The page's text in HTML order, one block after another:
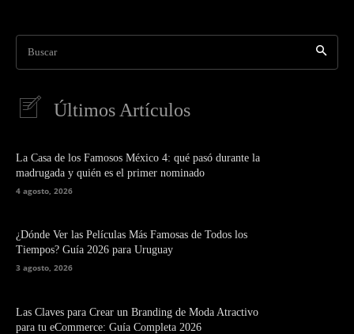
Buscar
Últimos Artículos
La Casa de los Famosos México 4: qué pasó durante la
madrugada y quién es el primer nominado
4 agosto, 2026
¿Dónde Ver las Películas Más Famosas de Todos los
Tiempos? Guía 2026 para Uruguay
3 agosto, 2026
Las Claves para Crear un Branding de Moda Atractivo
para tu eCommerce: Guía Completa 2026